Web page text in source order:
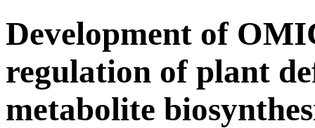
Development of
regulation of plant
metabolite